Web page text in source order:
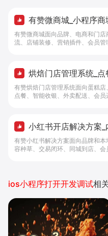
有赞微商城_小程序
购工具 - 做生意, 找有
有赞微商城面向品牌、电商和门
流、店铺装修、营销插件、会员
烘焙门店管理系统_
具 - 做生意, 找有赞
有赞烘焙门店管理系统面向蛋糕
点餐、智能收银、外卖配送、会
小红书开店解决方案
化工具 - 做生意, 找有
有赞小红书解决方案面向品牌和
容种草、交易闭环、同城到店、
ios小程序打开开发调试相